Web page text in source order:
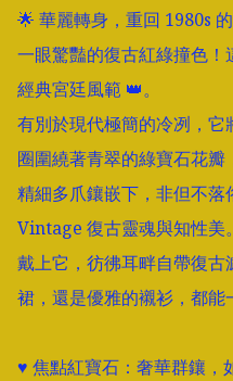
🌟 華麗轉身，重回 1980s
一眼驚豔的復古紅綠撞色
經典宮廷風範 👑。
有別於現代極簡的冷冽，
圈圍繞著青翠的綠寶石花
精細多爪鑲嵌下，非但不
Vintage 復古靈魂與知性美。
戴上它，彷彿耳畔自帶復
裙，還是優雅的襯衫，都能
♥️ 焦點紅寶石：奢華群鑲，